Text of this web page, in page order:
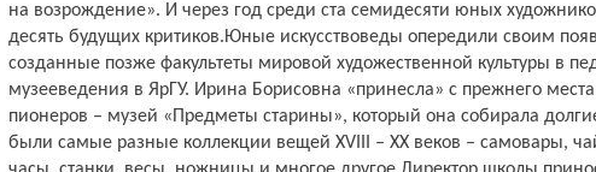
на возрождение». И через год среди ста семидесяти юных
десять будущих критиков.Юные искусствоведы опередили своим
созданные позже факультеты мировой художественной культуры в
музееведения в ЯрГУ. Ирина Борисовна «принесла» с прежнего
пионеров – музей «Предметы старины», который она собирала
были самые разные коллекции вещей XVIII – XX веков – самовары,